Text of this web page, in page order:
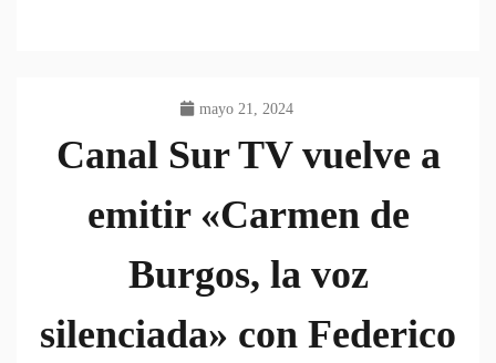
mayo 21, 2024
Canal Sur TV vuelve a
emitir «Carmen de
Burgos, la voz
silenciada» con Federico